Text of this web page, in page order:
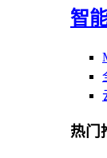
智
热门